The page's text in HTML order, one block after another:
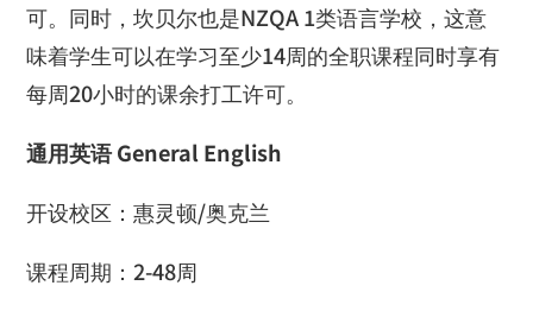
可。同时，坎贝尔也是NZQA 1类语言学校，这意
味着学生可以在学习至少14周的全职课程同时享有
每周20小时的课余打工许可。
通用英语General English
开设校区：惠灵顿/奥克兰
课程周期： 2-48周